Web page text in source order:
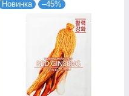
Новинка –45%